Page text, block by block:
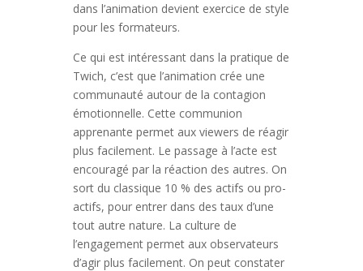
dans l’animation devient exercice de style
pour les formateurs.
Ce qui est intéressant dans la pratique de
Twich, c’est que l’animation crée une
communauté autour de la contagion
émotionnelle. Cette communion
apprenante permet aux viewers de réagir
plus facilement. Le passage à l’acte est
encouragé par la réaction des autres. On
sort du classique 10 % des actifs ou pro-
actifs, pour entrer dans des taux d’une
tout autre nature. La culture de
l’engagement permet aux observateurs
d’agir plus facilement. On peut constater